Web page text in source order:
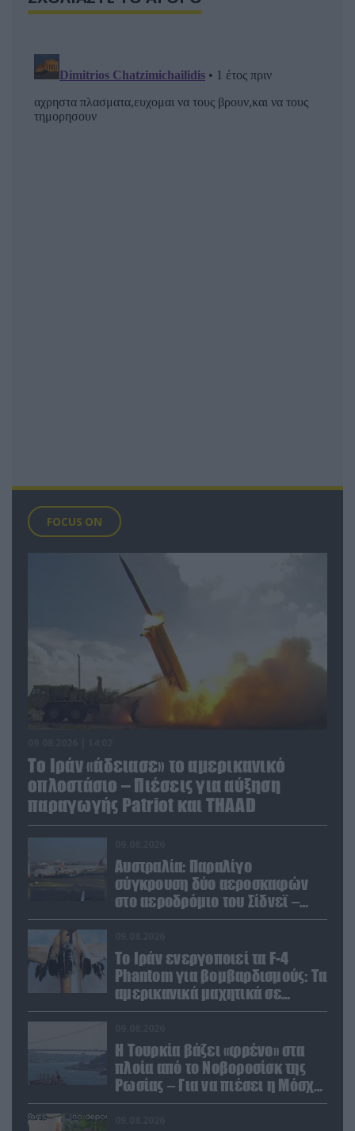
FOCUS ON
Το Ιράν «άδειασε» το αμερικανικό
οπλοστάσιο – Πιέσεις για αύξηση
παραγωγής Patriot και THAAD
Αυστραλία: Παραλίγο
σύγκρουση δύο αεροσκαφών
στο αεροδρόμιο του Σίδνεϊ –
Ένας τραυματίας (βίντεο)
Το Ιράν ενεργοποιεί τα F-4
Phantom για βομβαρδισμούς: Τα
αμερικανικά μαχητικά σε
ετοιμότητα να χτυπήσουν
Η Τουρκία βάζει «φρένο» στα
πλοία από το Νοβοροσίσκ της
Ρωσίας – Για να πιέσει η Μόσχα
το Ιράν;